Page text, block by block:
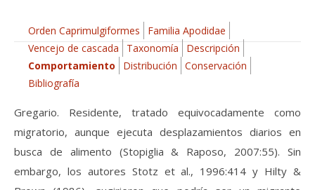
Orden Caprimulgiformes
Familia Apodidae
Vencejo de cascada
Taxonomía
Descripción
Comportamiento
Distribución
Conservación
Bibliografía
Gregario. Residente, tratado equivocadamente como
migratorio, aunque ejecuta desplazamientos diarios en
busca de alimento (Stopiglia & Raposo, 2007:55). Sin
embargo, los autores Stotz et al., 1996:414 y Hilty &